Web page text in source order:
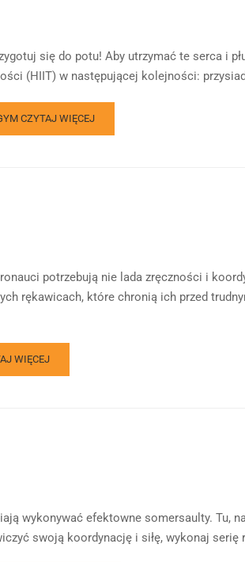
się do potu! Aby utrzymać te serca i
(HIIT) w następującej kolejności:
CZYTAJ WIĘCEJ
potrzebują nie lada zręczności i
rękawicach, które chronią ich przed
WIĘCEJ
wykonywać efektowne somersaulty. Tu,
swoją koordynację i siłę, wykonaj